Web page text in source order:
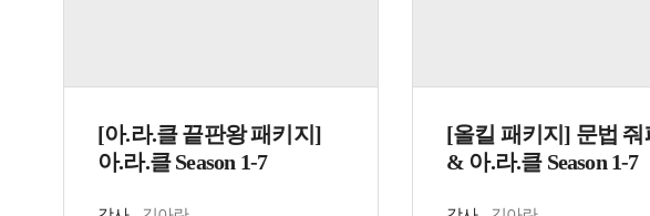
[아.라.클 끝판왕 패키지]
아.라.클 Season 1-7
[올킬 패키지] 문법 줘
& 아.라.클 Season 1-7